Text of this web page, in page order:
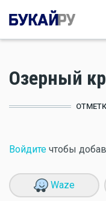
Озерный
Войдите чтобы
Waze